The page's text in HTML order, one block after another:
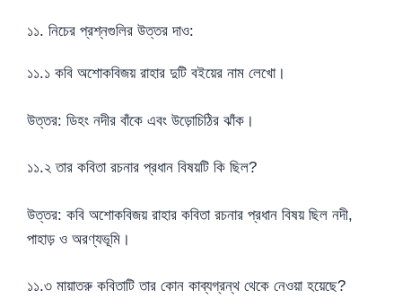
১১. নিচের প্রশ্নগুলির উত্তর দাও:
১১.১ কবি অশোকবিজয় রাহার দুটি বইয়ের নাম লেখো।
উত্তর: ডিহং নদীর বাঁকে এবং উড়োচিঠির ঝাঁক।
১১.২ তার কবিতা রচনার প্রধান বিষয়টি কি ছিল?
উত্তর: কবি অশোকবিজয় রাহার কবিতা রচনার প্রধান বিষয় ছিল নদী,
পাহাড় ও অরণ্যভূমি।
১১.৩ মায়াতরু কবিতাটি তার কোন কাব্যগ্রন্থ থেকে নেওয়া হয়েছে?